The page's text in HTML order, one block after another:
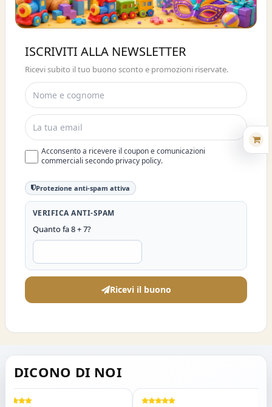
ISCRIVITI E OTTIENI SUBITO UNO
SCONTO DEL 10%
ISCRIVITI ALLA NEWSLETTER
Ricevi subito il tuo buono sconto e promozioni riservate.
Acconsento a ricevere il coupon e comunicazioni
commerciali secondo privacy policy.
Protezione anti-spam attiva
VERIFICA ANTI-SPAM
Quanto fa 8 + 7?
Ricevi il buono
DICONO DI NOI